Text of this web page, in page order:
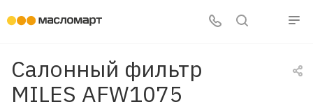
Салонный фильтр
MILES AFW1075